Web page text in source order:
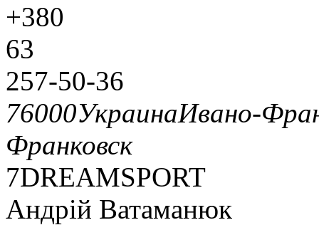
+380
63
257-50-36
76000УкраинаИвано-
Франковск
7DREAMSPORT
Андрій Ватаманюк